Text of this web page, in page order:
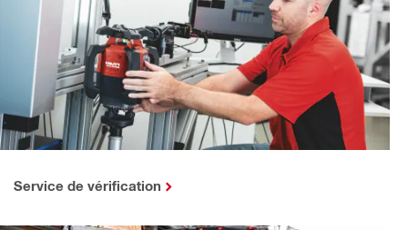
Service de vérification